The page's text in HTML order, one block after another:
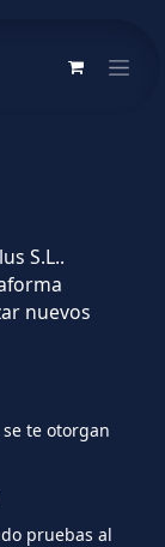
S.L..
nuevos
te otorgan
pruebas al